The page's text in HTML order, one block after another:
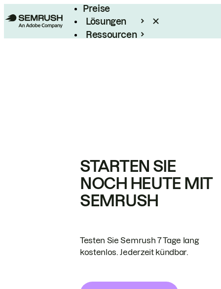
Preise
Lösungen
Ressourcen
STARTEN SIE
NOCH HEUTE MIT
SEMRUSH
Testen Sie Semrush 7 Tage lang
kostenlos. Jederzeit kündbar.